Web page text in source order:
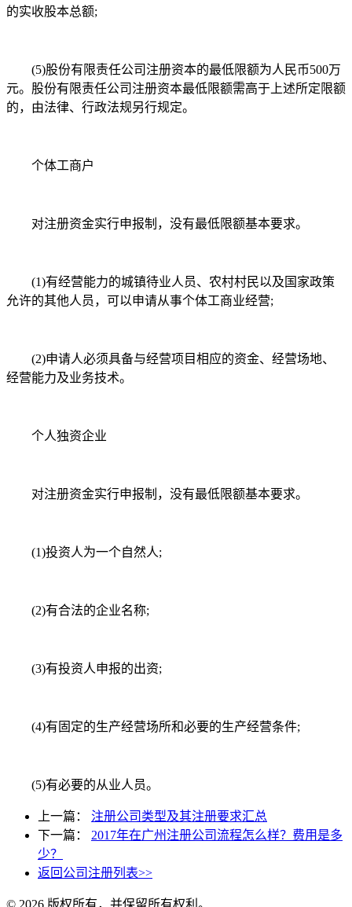
的实收股本总额;
(5)股份有限责任公司注册资本的最低限额为人民币500万
元。股份有限责任公司注册资本最低限额需高于上述所定限额
的，由法律、行政法规另行规定。
个体工商户
对注册资金实行申报制，没有最低限额基本要求。
(1)有经营能力的城镇待业人员、农村村民以及国家政策
允许的其他人员，可以申请从事个体工商业经营;
(2)申请人必须具备与经营项目相应的资金、经营场地、
经营能力及业务技术。
个人独资企业
对注册资金实行申报制，没有最低限额基本要求。
(1)投资人为一个自然人;
(2)有合法的企业名称;
(3)有投资人申报的出资;
(4)有固定的生产经营场所和必要的生产经营条件;
(5)有必要的从业人员。
上一篇： 注册公司类型及其注册要求汇总
下一篇： 2017年在广州注册公司流程怎么样？费用是多
少？
返回公司注册列表>>
© 2026 版权所有，并保留所有权利。